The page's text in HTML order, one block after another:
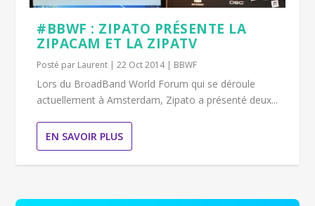
#BBWF : ZIPATO PRÉSENTE LA
ZIPACAM ET LA ZIPATV
Posté par Laurent |22 Oct 2014| BBWF
Lors du BroadBand World Forum qui se déroule
actuellement à Amsterdam, Zipato a présenté deux...
EN SAVOIR PLUS